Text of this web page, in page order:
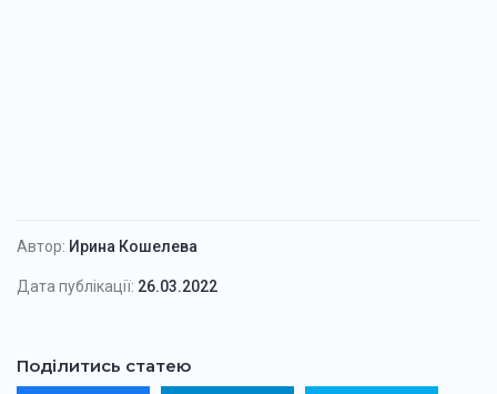
Автор: Ирина Кошелева
Дата публікації: 26.03.2022
Поділитись статею